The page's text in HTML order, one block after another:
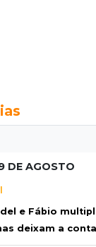
DE AGOSTO
e Fábio
deixam a